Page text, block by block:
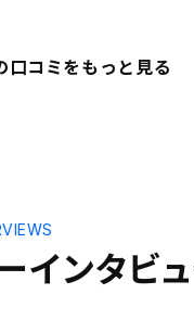
口コミをもっと見る
インタビ